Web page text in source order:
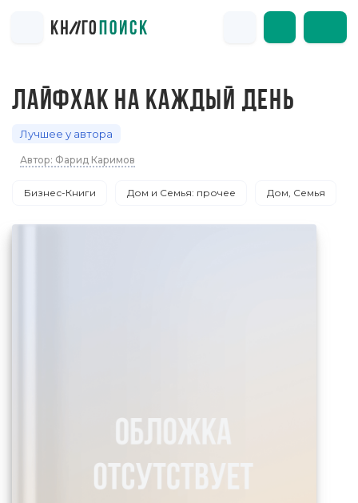
ЛАЙФХАК НА КАЖДЫЙ ДЕНЬ
Лучшее у автора
Автор: Фарид Каримов
Бизнес-Книги Дом и Семья: прочее Дом, Семья